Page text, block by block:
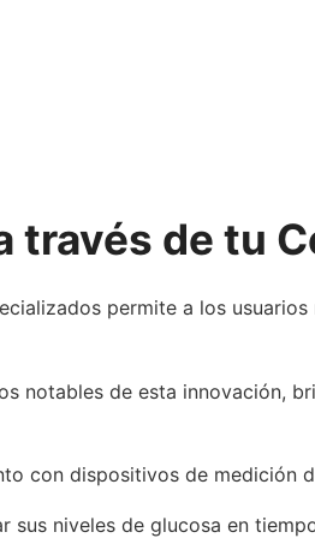
través de tu
permite a los
notables de esta innovación,
con dispositivos de medición
sus niveles de glucosa en